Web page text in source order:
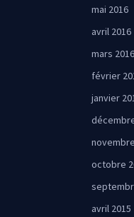
mai 2016
avril 2016
mars 2016
février
janvier
octobre
avril 2015